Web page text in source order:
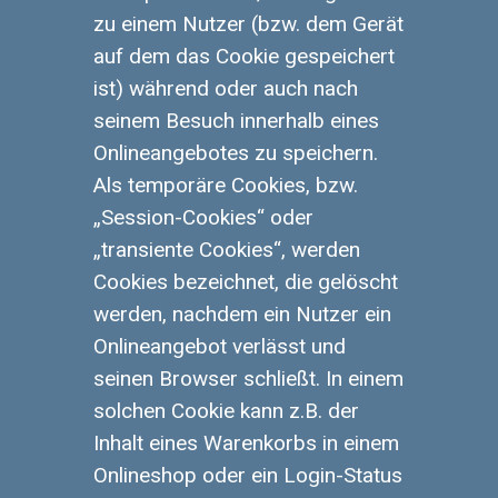
zu einem Nutzer (bzw. dem Gerät
auf dem das Cookie gespeichert
ist) während oder auch nach
seinem Besuch innerhalb eines
Onlineangebotes zu speichern.
Als temporäre Cookies, bzw.
„Session-Cookies“ oder
„transiente Cookies“, werden
Cookies bezeichnet, die gelöscht
werden, nachdem ein Nutzer ein
Onlineangebot verlässt und
seinen Browser schließt. In einem
solchen Cookie kann z.B. der
Inhalt eines Warenkorbs in einem
Onlineshop oder ein Login-Status